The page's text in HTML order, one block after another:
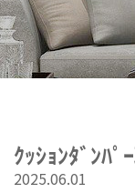
ｸｯｼｮﾝﾀﾞﾝﾊﾟ
2025.06.01